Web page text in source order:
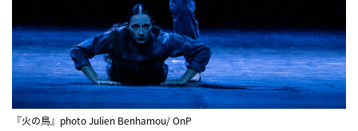
『火の鳥』photo Julien Benhamou/ OnP